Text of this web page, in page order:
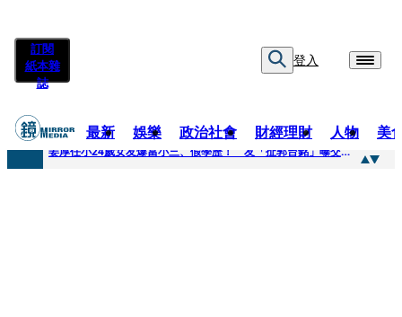
訂閱
紙本雜
誌
登入
最新 娛樂 政治社會 財經理財 人物 美
快訊
姜厚任小24歲女友爆當小三、假學歷！ 友「扯郭台銘」曝交往內幕：我們又不像他